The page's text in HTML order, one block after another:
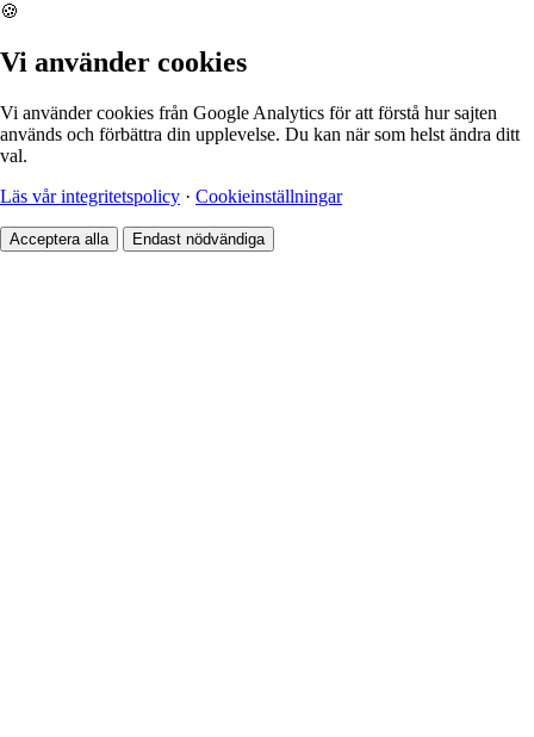
🍪
Vi använder cookies
Vi använder cookies från Google Analytics för att förstå hur sajten
används och förbättra din upplevelse. Du kan när som helst ändra ditt
val.
Läs vår integritetspolicy · Cookieinställningar
Acceptera alla Endast nödvändiga